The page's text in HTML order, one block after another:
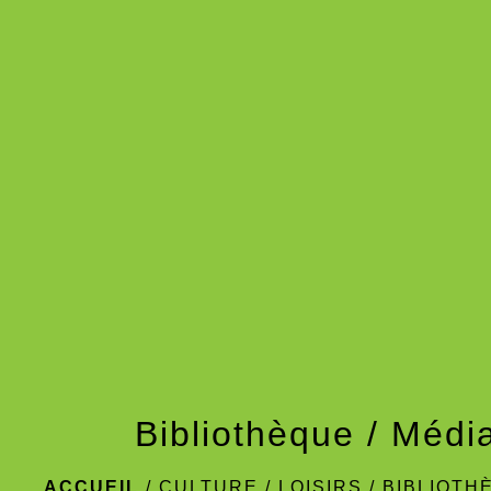
Bibliothèque /
ACCUEIL / CULTURE / LOISIRS /